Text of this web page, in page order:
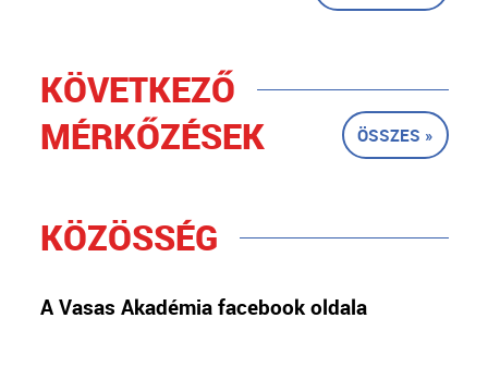
KÖVETKEZŐ
MÉRKŐZÉSEK
ÖSSZES »
KÖZÖSSÉG
A Vasas Akadémia facebook oldala